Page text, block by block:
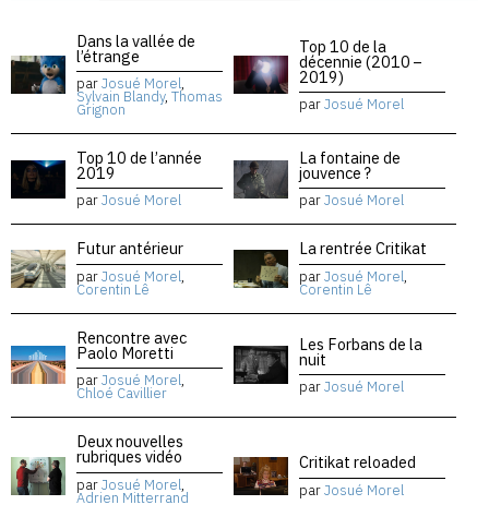
Dans la vallée de
l’étrange
parJosué Morel,
Sylvain Blandy, Thomas
Grignon
Top 10 de la
décennie (2010 –
2019)
parJosué Morel
Top 10 de l’année
2019
parJosué Morel
La fontaine de
jouvence ?
parJosué Morel
Futur antérieur
parJosué Morel,
Corentin Lê
La rentrée Critikat
parJosué Morel,
Corentin Lê
Rencontre avec
Paolo Moretti
parJosué Morel,
Chloé Cavillier
Les Forbans de la
nuit
parJosué Morel
Deux nouvelles
rubriques vidéo
parJosué Morel,
Adrien Mitterrand
Critikat reloaded
parJosué Morel